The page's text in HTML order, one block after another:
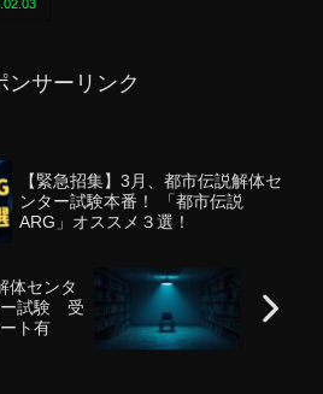
コ
達
ンサーリンク
【緊急招集】3月、都市伝説解体セ
ンター試験本番！ 「都市伝説
ARG」オススメ３選！
体センタ
ー試験 受
ト有